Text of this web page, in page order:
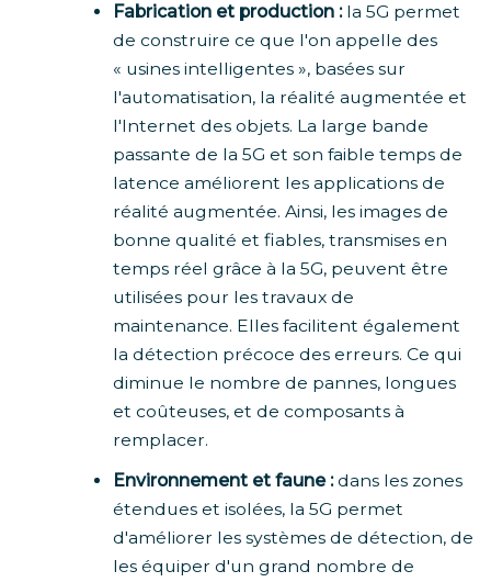
Fabrication et production :la 5G permet
de construire ce que l'on appelle des
« usines intelligentes », basées sur
l'automatisation, la réalité augmentée et
l'Internet des objets. La large bande
passante de la 5G et son faible temps de
latence améliorent les applications de
réalité augmentée. Ainsi, les images de
bonne qualité et fiables, transmises en
temps réel grâce à la 5G, peuvent être
utilisées pour les travaux de
maintenance. Elles facilitent également
la détection précoce des erreurs. Ce qui
diminue le nombre de pannes, longues
et coûteuses, et de composants à
remplacer.
Environnement et faune :dans les zones
étendues et isolées, la 5G permet
d'améliorer les systèmes de détection, de
les équiper d'un grand nombre de